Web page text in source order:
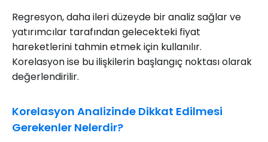
Regresyon, daha ileri düzeyde bir analiz sağlar ve
yatırımcılar tarafından gelecekteki fiyat
hareketlerini tahmin etmek için kullanılır.
Korelasyon ise bu ilişkilerin başlangıç noktası olarak
değerlendirilir.
Korelasyon Analizinde Dikkat Edilmesi
Gerekenler Nelerdir?